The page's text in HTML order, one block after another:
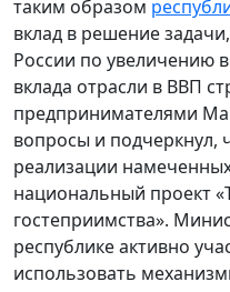
таким образом
вклад в решение
России по увеличению
вклада отрасли в ВВП
предпринимателями
вопросы и подчеркнул,
реализации
национальный проект
гостеприимства».
республике активно
использовать